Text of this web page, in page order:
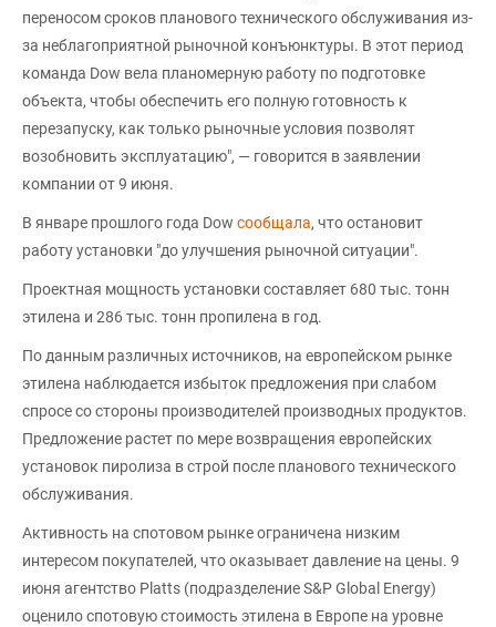
переносом сроков планового технического обслуживания из-
за неблагоприятной рыночной конъюнктуры. В этот период
команда Dow вела планомерную работу по подготовке
объекта, чтобы обеспечить его полную готовность к
перезапуску, как только рыночные условия позволят
возобновить эксплуатацию", — говорится в заявлении
компании от 9 июня.
В январе прошлого года Dow сообщала, что остановит
работу установки "до улучшения рыночной ситуации".
Проектная мощность установки составляет 680 тыс. тонн
этилена и 286 тыс. тонн пропилена в год.
По данным различных источников, на европейском рынке
этилена наблюдается избыток предложения при слабом
спросе со стороны производителей производных продуктов.
Предложение растет по мере возвращения европейских
установок пиролиза в строй после планового технического
обслуживания.
Активность на спотовом рынке ограничена низким
интересом покупателей, что оказывает давление на цены. 9
июня агентство Platts (подразделение S&P Global Energy)
оценило спотовую стоимость этилена в Европе на уровне